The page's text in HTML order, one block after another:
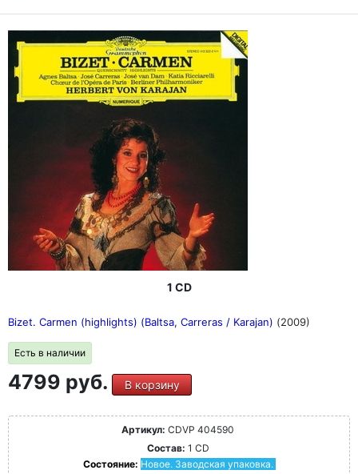
1 CD
Bizet. Carmen (highlights) (Baltsa, Carreras / Karajan) (2009)
Есть в наличии
4799 руб. В корзину
Артикул: CDVP 404590
Состав: 1 CD
Состояние: Новое. Заводская упаковка.